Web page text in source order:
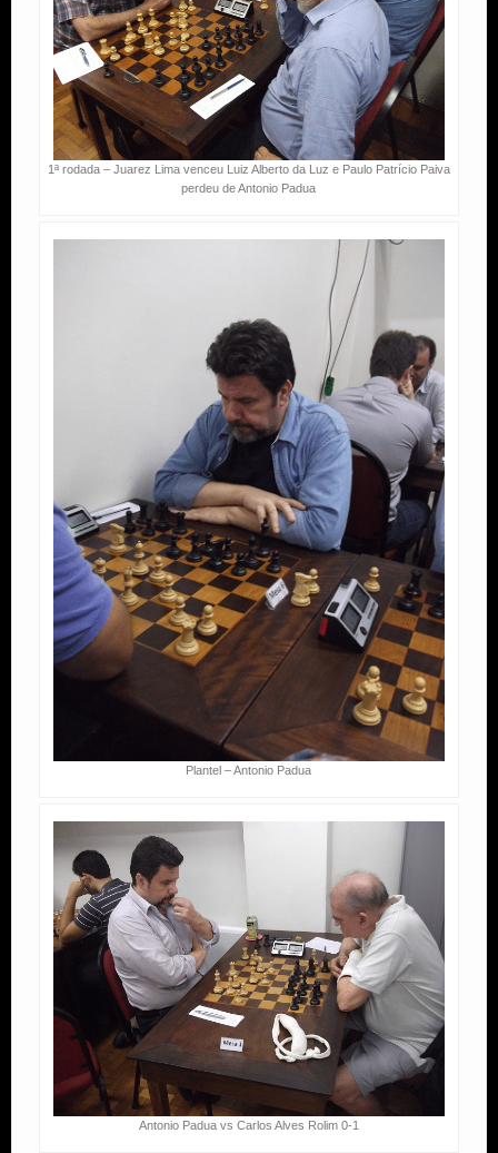
1ª rodada – Juarez Lima venceu Luiz Alberto da Luz e Paulo Patrício Paiva
perdeu de Antonio Padua
Plantel – Antonio Padua
Antonio Padua vs Carlos Alves Rolim 0-1